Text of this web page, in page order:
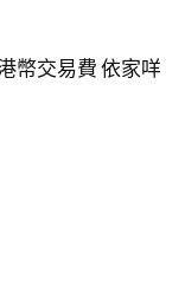
幣交易費 依家咩